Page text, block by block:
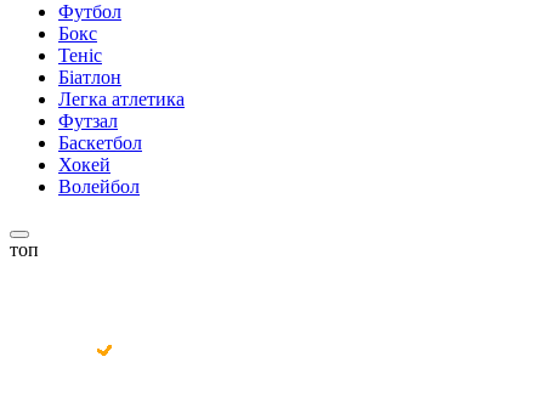
Футбол
Бокс
Теніс
Біатлон
Легка атлетика
Футзал
Баскетбол
Хокей
Волейбол
топ